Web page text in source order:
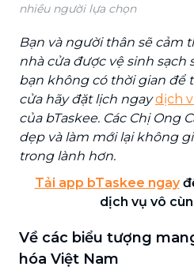
nhiều người lựa chọn
Bạn và người thân sẽ cảm
nhà cửa được vệ sinh sạch
bạn không có thời gian để
cửa hãy đặt lịch ngaydịch
của bTaskee. Các Chị Ong
dẹp và làm mới lại không
trong lành hơn.
Tải app bTaskee ngay
dịch vụ vô
Về các biểu tượng
hóa Việt Nam